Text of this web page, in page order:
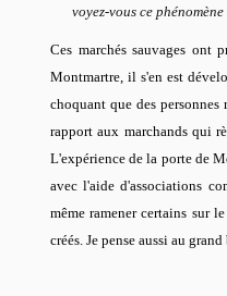
voyez-vous ce
Ces marchés sauvages
Montmartre, il s'en est
choquant que des
rapport aux marchands qui
L'expérience de la porte de
avec l'aide d'associations
même ramener certains sur
créés. Je pense aussi au